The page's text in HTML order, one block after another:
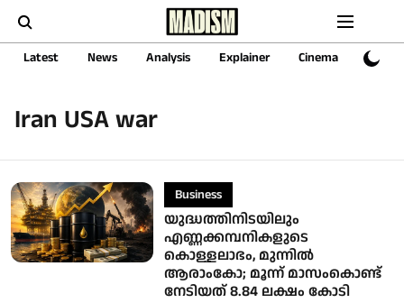
Latest News Analysis Explainer Cinema Sports
Iran USA war
Business
യുദ്ധത്തിനിടയിലും
എണ്ണക്കമ്പനികളുടെ
കൊള്ളലാഭം, മുന്നില്‍
ആരാംകോ; മൂന്ന് മാസംകൊണ്ട്
നേടിയത് 8.84 ലക്ഷം കോടി